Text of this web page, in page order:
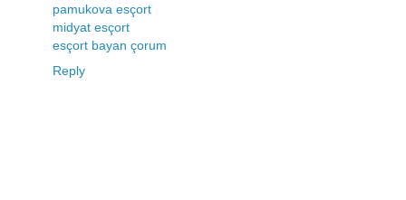
pamukova esçort
midyat esçort
esçort bayan çorum
Reply